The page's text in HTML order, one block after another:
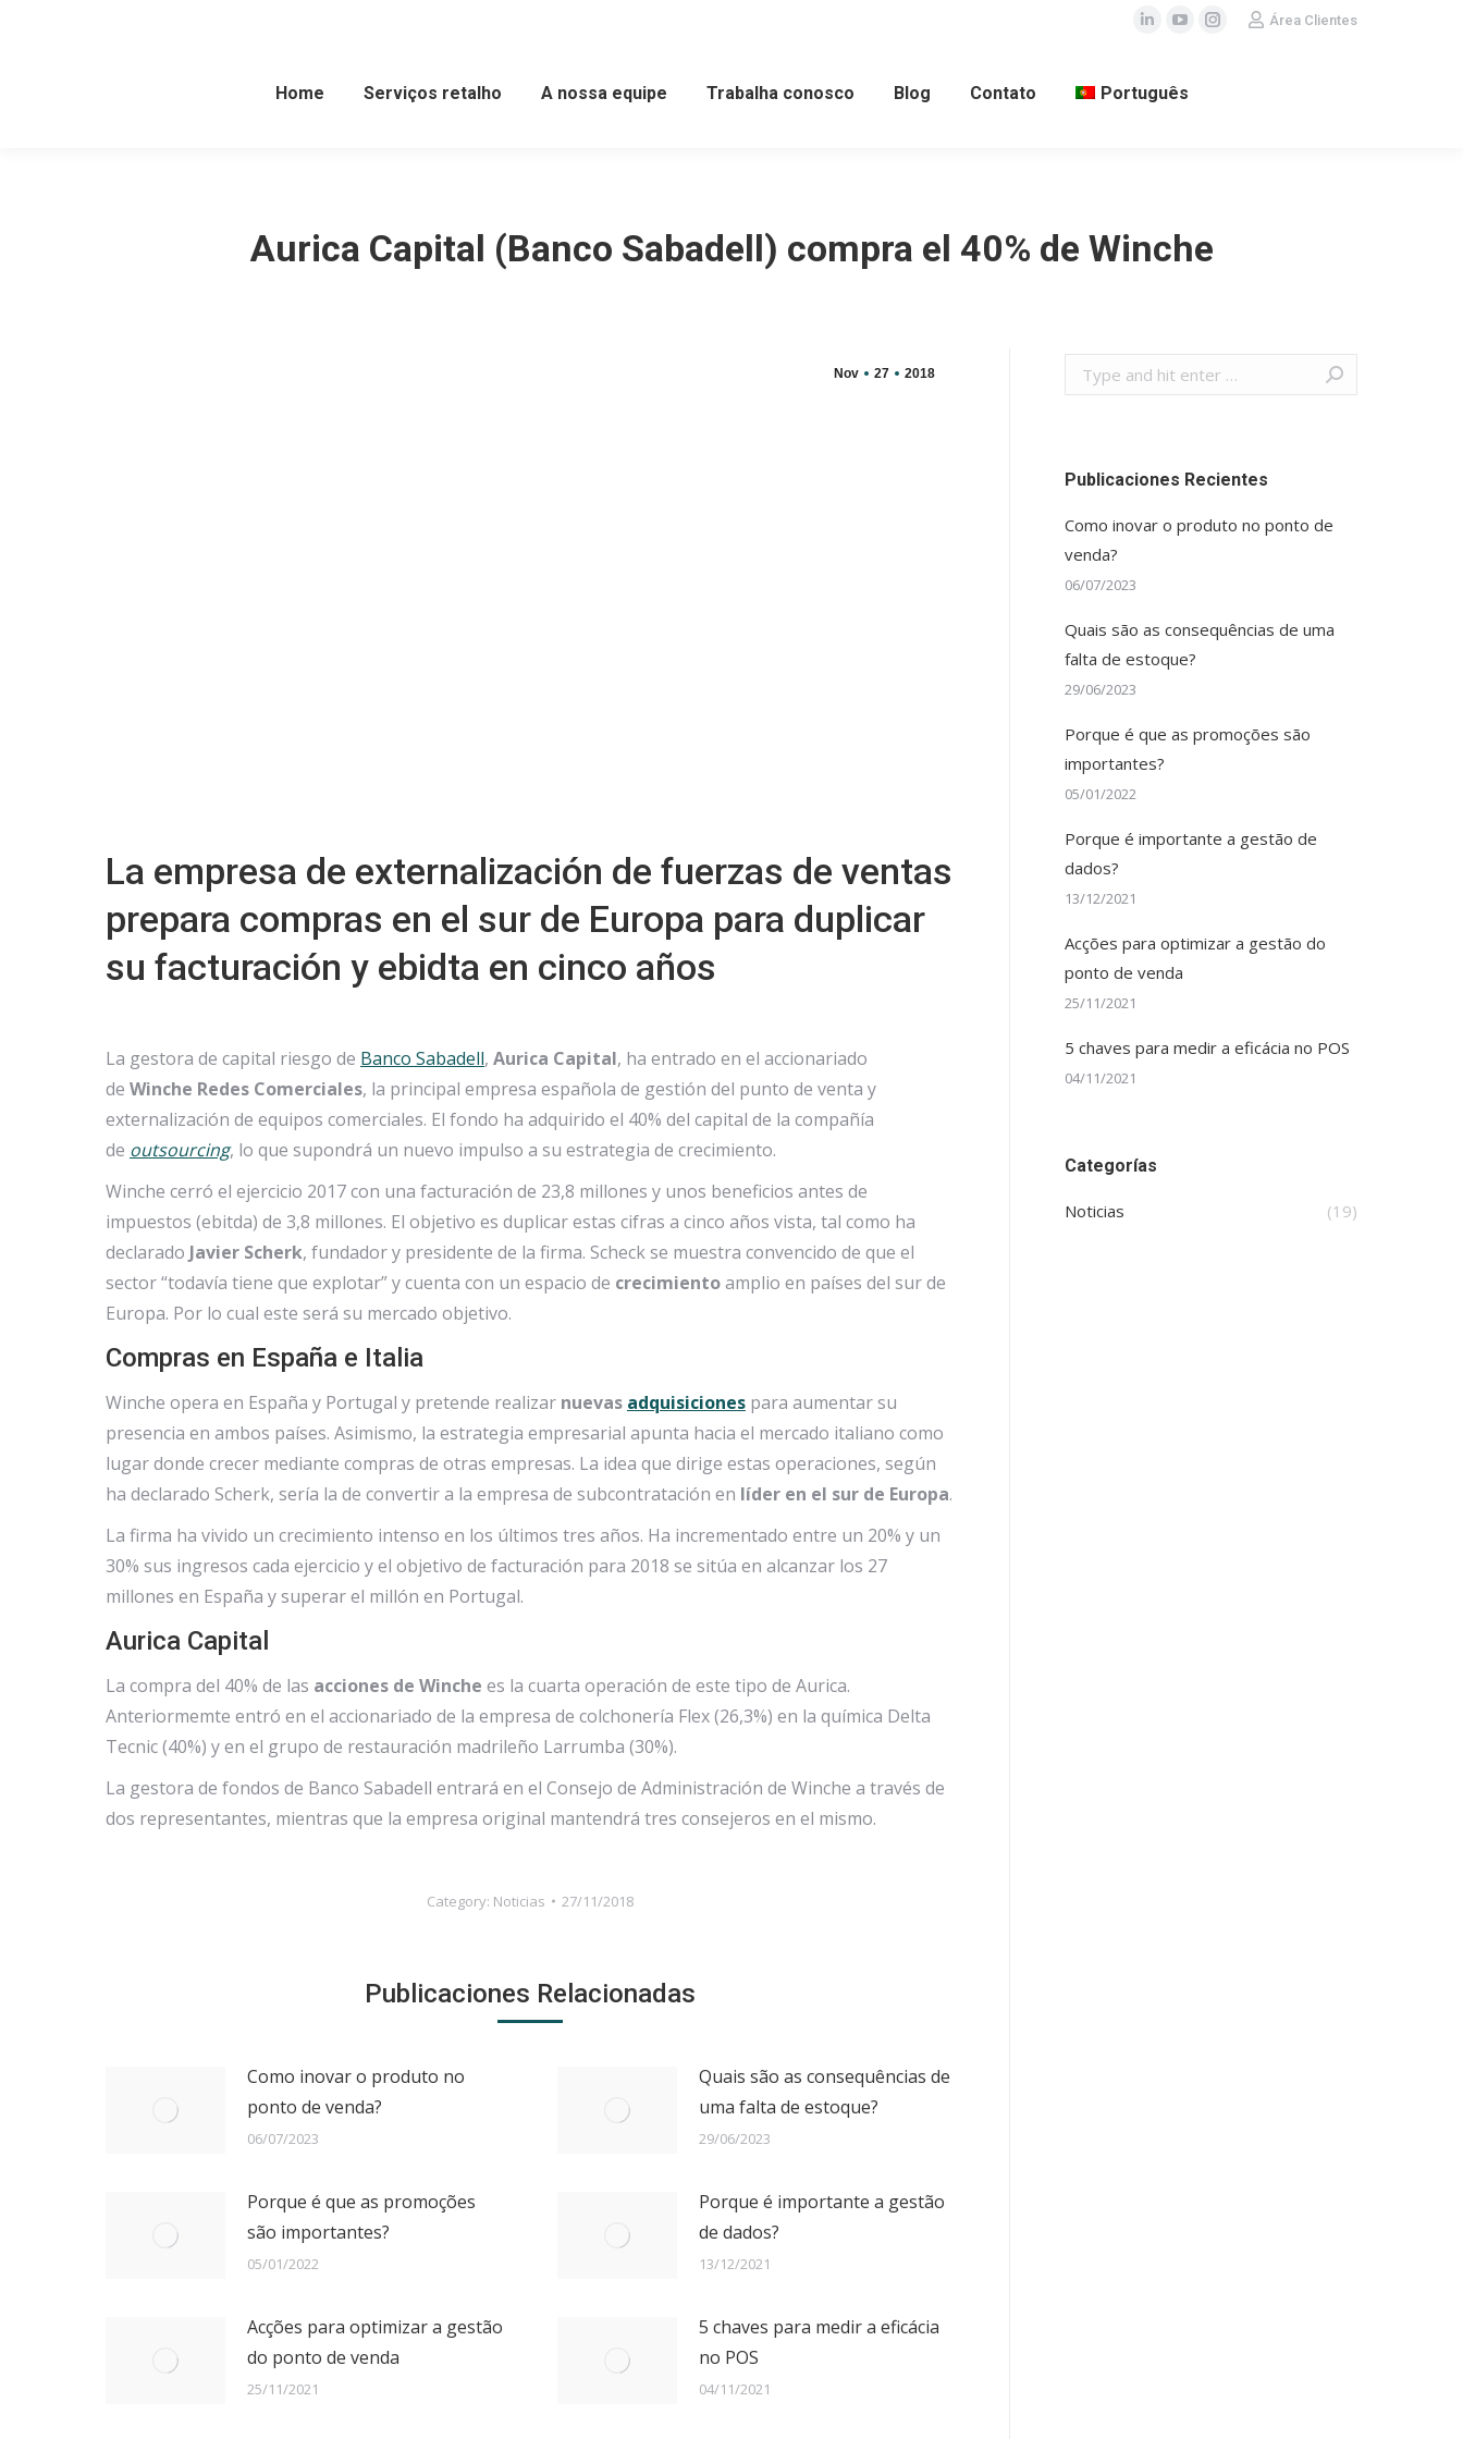
LinkedinYouTube
Instagram
Área Clientes
Home Serviços retalho A nossa equipe Trabalha conosco Blog Contato Português
Aurica Capital (Banco Sabadell) compra el 40% de Winche
Nov 27 2018
La empresa de externalización de fuerzas de ventas
prepara compras en el sur de Europa para duplicar
su facturación y ebidta en cinco años
La gestora de capital riesgo de Banco Sabadell, Aurica Capital, ha entrado en el accionariado
de Winche Redes Comerciales, la principal empresa española de gestión del punto de venta y
externalización de equipos comerciales. El fondo ha adquirido el 40% del capital de la compañía
de outsourcing, lo que supondrá un nuevo impulso a su estrategia de crecimiento.
Winche cerró el ejercicio 2017 con una facturación de 23,8 millones y unos beneficios antes de
impuestos (ebitda) de 3,8 millones. El objetivo es duplicar estas cifras a cinco años vista, tal como ha
declarado Javier Scherk, fundador y presidente de la firma. Scheck se muestra convencido de que el
sector “todavía tiene que explotar” y cuenta con un espacio de crecimientoamplio en países del sur de
Europa. Por lo cual este será su mercado objetivo.
Compras en España e Italia
Winche opera en España y Portugal y pretende realizar nuevas adquisiciones para aumentar su
presencia en ambos países. Asimismo, la estrategia empresarial apunta hacia el mercado italiano como
lugar donde crecer mediante compras de otras empresas. La idea que dirige estas operaciones, según
ha declarado Scherk, sería la de convertir a la empresa de subcontratación en líder en el sur de Europa.
La firma ha vivido un crecimiento intenso en los últimos tres años. Ha incrementado entre un 20% y un
30% sus ingresos cada ejercicio y el objetivo de facturación para 2018 se sitúa en alcanzar los 27
millones en España y superar el millón en Portugal.
Aurica Capital
La compra del 40% de las acciones de Winche es la cuarta operación de este tipo de Aurica.
Anteriormemte entró en el accionariado de la empresa de colchonería Flex (26,3%) en la química Delta
Tecnic (40%) y en el grupo de restauración madrileño Larrumba (30%).
La gestora de fondos de Banco Sabadell entrará en el Consejo de Administración de Winche a través de
dos representantes, mientras que la empresa original mantendrá tres consejeros en el mismo.
Category: Noticias 27/11/2018
Publicaciones Relacionadas
Como inovar o produto no
ponto de venda?
06/07/2023
Quais são as consequências de
uma falta de estoque?
29/06/2023
Porque é que as promoções
são importantes?
05/01/2022
Porque é importante a gestão
de dados?
13/12/2021
Acções para optimizar a gestão
do ponto de venda
25/11/2021
5 chaves para medir a eficácia
no POS
04/11/2021
Search:
Publicaciones Recientes
Como inovar o produto no ponto de
venda?
06/07/2023
Quais são as consequências de uma
falta de estoque?
29/06/2023
Porque é que as promoções são
importantes?
05/01/2022
Porque é importante a gestão de
dados?
13/12/2021
Acções para optimizar a gestão do
ponto de venda
25/11/2021
5 chaves para medir a eficácia no POS
04/11/2021
Categorías
Noticias (19)